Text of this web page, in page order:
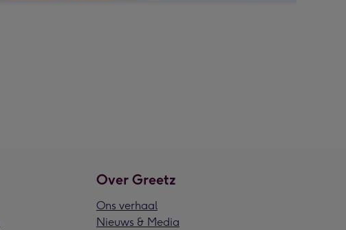
Over Greetz
Ons verhaal
Nieuws & Media